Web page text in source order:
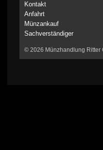
Kontakt
Anfahrt
Münzankauf
Sachverständiger
© 2026 Münzhandlung Ritter